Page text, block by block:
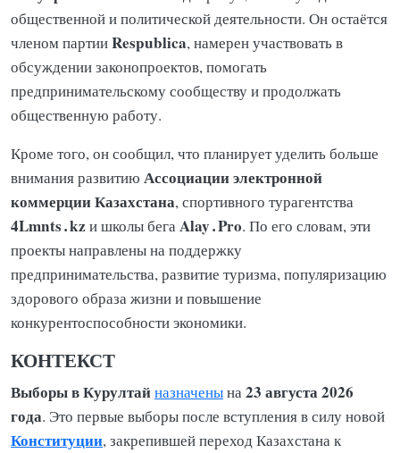
общественной и политической деятельности. Он остаётся
членом партииRespublica, намерен участвовать в
обсуждении законопроектов, помогать
предпринимательскому сообществу и продолжать
общественную работу.
Кроме того, он сообщил, что планирует уделить больше
внимания развитию Ассоциации электронной
коммерции Казахстана, спортивного турагентства
4Lmnts․kz и школы бегаAlay․Pro. По его словам, эти
проекты направлены на поддержку
предпринимательства, развитие туризма, популяризацию
здорового образа жизни и повышение
конкурентоспособности экономики.
КОНТЕКСТ
Выборы в Курултайназначенына23 августа 2026
года. Это первые выборы после вступления в силу новой
Конституции, закрепившей переход Казахстана к